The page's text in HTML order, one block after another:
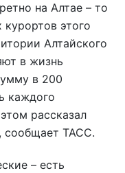
на Алтае – то
этого
Алтайского
в жизнь
в 200
каждого
рассказал
, сообщает ТАСС.
– есть